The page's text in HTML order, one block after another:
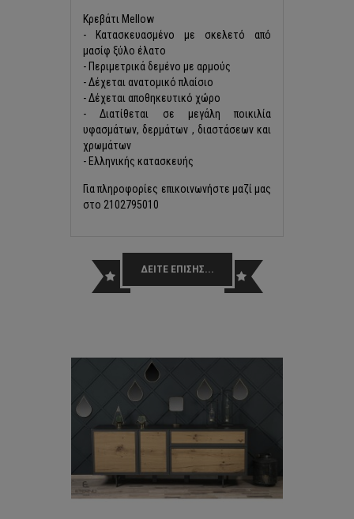
Κρεβάτι Mellow
- Κατασκευασμένo με σκελετό από
μασίφ ξύλο έλατο
- Περιμετρικά δεμένο με αρμούς
- Δέχεται ανατομικό πλαίσιο
- Δέχεται αποθηκευτικό χώρο
- Διατίθεται σε μεγάλη ποικιλία
υφασμάτων, δερμάτων , διαστάσεων και
χρωμάτων
- Ελληνικής κατασκευής
Για πληροφορίες επικοινωνήστε μαζί μας
στο 2102795010
ΔΕΙΤΕ ΕΠΙΣΗΣ...